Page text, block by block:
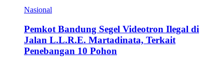
Nasional
Pemkot Bandung Segel Videotron Ilegal di
Jalan L.L.R.E. Martadinata, Terkait
Penebangan 10 Pohon